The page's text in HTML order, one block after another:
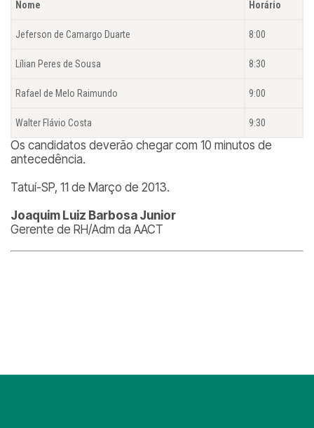
Nome Horário
Jeferson de Camargo Duarte 8:00
Lílian Peres de Sousa 8:30
Rafael de Melo Raimundo 9:00
Walter Flávio Costa 9:30
Os candidatos deverão chegar com 10 minutos de
antecedência.
Tatuí-SP, 11 de Março de 2013.
Joaquim Luiz Barbosa Junior
Gerente de RH/Adm da AACT